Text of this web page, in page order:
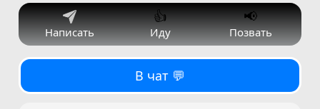
Написать
👍
Иду
📢
Позвать
В чат 💬